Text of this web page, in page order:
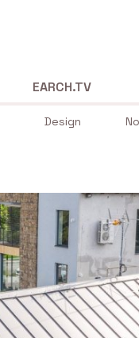
Design
EARCH.TV